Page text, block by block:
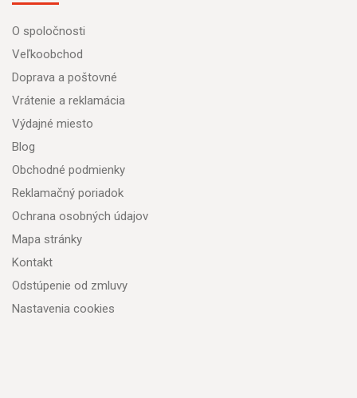
O spoločnosti
Veľkoobchod
Doprava a poštovné
Vrátenie a reklamácia
Výdajné miesto
Blog
Obchodné podmienky
Reklamačný poriadok
Ochrana osobných údajov
Mapa stránky
Kontakt
Odstúpenie od zmluvy
Nastavenia cookies